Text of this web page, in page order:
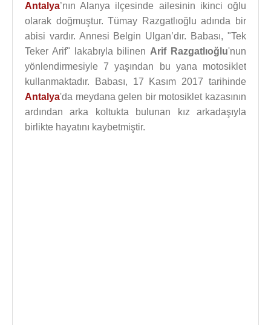
Antalya’nın Alanya ilçesinde ailesinin ikinci oğlu
olarak doğmuştur. Tümay Razgatlıoğlu adında bir
abisi vardır. Annesi Belgin Ulgan’dır. Babası, "Tek
Teker Arif" lakabıyla bilinen Arif Razgatlıoğlu'nun
yönlendirmesiyle 7 yaşından bu yana motosiklet
kullanmaktadır. Babası, 17 Kasım 2017 tarihinde
Antalya'da meydana gelen bir motosiklet kazasının
ardından arka koltukta bulunan kız arkadaşıyla
birlikte hayatını kaybetmiştir.